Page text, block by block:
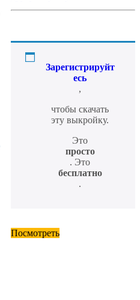
Зарегистрируйт
есь
,
чтобы скачать
эту выкройку.
Это
просто
. Это
бесплатно
.
Посмотреть